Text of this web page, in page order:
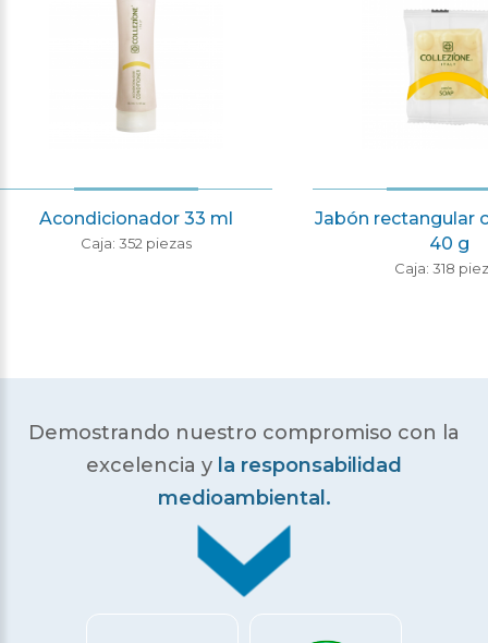
Acondicionador 33 ml
Caja: 352 piezas
Jabón rectangular
40 g
Caja: 318
Demostrando nuestro compromiso con la
excelencia y la responsabilidad
medioambiental.